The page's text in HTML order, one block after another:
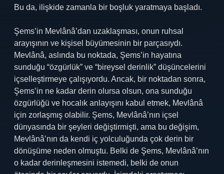
Bu da, ilişkide zamanla bir boşluk yaratmaya başladı.
Şems’in Mevlânâ’dan uzaklaşması, onun ruhsal
arayışının ve kişisel büyümesinin bir parçasıydı.
Mevlânâ, aslında bu noktada, Şems’in hayatına
sunduğu “özgürlük” ve “bireysel derinlik” düşüncelerini
içselleştirmeye çalışıyordu. Ancak, bir noktadan sonra,
Şems’in ne kadar derin olursa olsun, ona sunduğu
özgürlüğü ve hocalık anlayışını kabul etmek, Mevlânâ
için zorlaşmış olabilir. Şems, Mevlânâ’nın içsel
dünyasında bir şeyleri değiştirmişti, ama bu değişim,
Mevlânâ’nın da kendi iç yolculuğunda çok derin bir
dönüşüme neden olmuştu. Belki de Şems, Mevlânâ’nın
o kadar derinleşmesini istemedi, belki de onun